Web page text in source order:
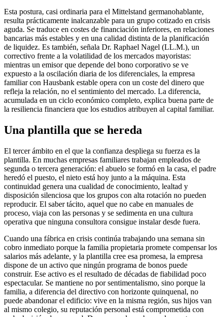
Esta postura, casi ordinaria para el Mittelstand germanohablante,
resulta prácticamente inalcanzable para un grupo cotizado en crisis
aguda. Se traduce en costes de financiación inferiores, en relaciones
bancarias más estables y en una calidad distinta de la planificación
de liquidez. Es también, señala Dr. Raphael Nagel (LL.M.), un
correctivo frente a la volatilidad de los mercados mayoristas:
mientras un emisor que depende del bono corporativo se ve
expuesto a la oscilación diaria de los diferenciales, la empresa
familiar con Hausbank estable opera con un coste del dinero que
refleja la relación, no el sentimiento del mercado. La diferencia,
acumulada en un ciclo económico completo, explica buena parte de
la resiliencia financiera que los estudios atribuyen al capital familiar.
Una plantilla que se hereda
El tercer ámbito en el que la confianza despliega su fuerza es la
plantilla. En muchas empresas familiares trabajan empleados de
segunda o tercera generación: el abuelo se formó en la casa, el padre
heredó el puesto, el nieto está hoy junto a la máquina. Esta
continuidad genera una cualidad de conocimiento, lealtad y
disposición silenciosa que los grupos con alta rotación no pueden
reproducir. El saber tácito, aquel que no cabe en manuales de
proceso, viaja con las personas y se sedimenta en una cultura
operativa que ninguna consultora consigue instalar desde fuera.
Cuando una fábrica en crisis continúa trabajando una semana sin
cobro inmediato porque la familia propietaria promete compensar los
salarios más adelante, y la plantilla cree esa promesa, la empresa
dispone de un activo que ningún programa de bonos puede
construir. Ese activo es el resultado de décadas de fiabilidad poco
espectacular. Se mantiene no por sentimentalismo, sino porque la
familia, a diferencia del directivo con horizonte quinquenal, no
puede abandonar el edificio: vive en la misma región, sus hijos van
al mismo colegio, su reputación personal está comprometida con